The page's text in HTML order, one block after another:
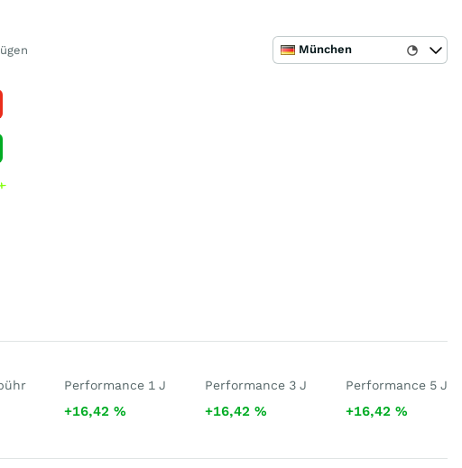
München
Performance 1 J
+16,42%
Performance 3 J
+16,42%
Performance 5 J
+16,42 %